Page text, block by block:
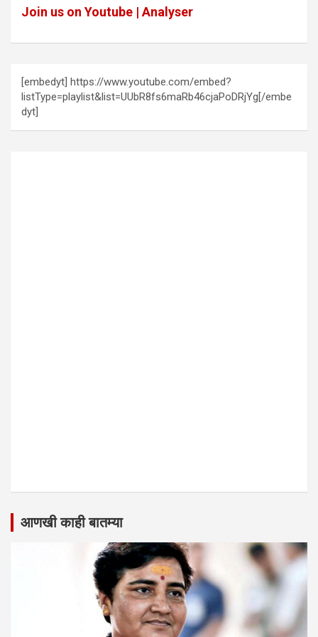
Join us on Youtube | Analyser
[embedyt] https://www.youtube.com/embed?
listType=playlist&list=UUbR8fs6maRb46cjaPoDRjYg[/embe
dyt]
आणखी काही बातम्या